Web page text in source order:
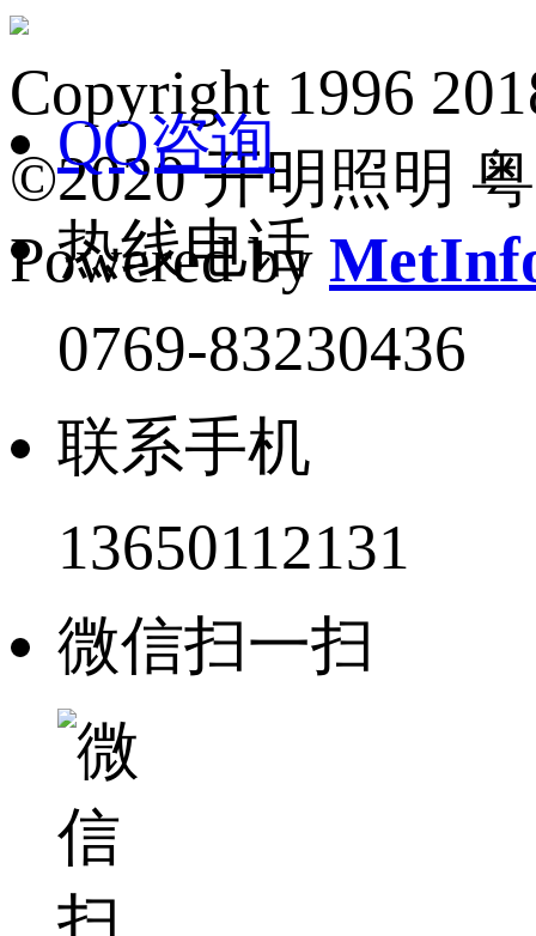
Copyright 1996
©2020 开明照明
Powered by
QQ咨询
热线电话
0769-83230436
联系手机
13650112131
微信扫一扫